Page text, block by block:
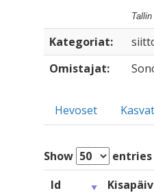
Kategoriat:
Omistajat:
Hevoset
Show entries
Id